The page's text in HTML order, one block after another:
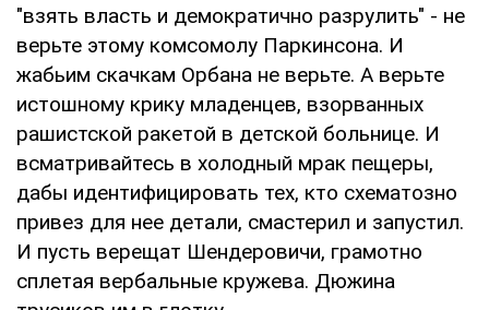
"взять власть и демократично разрулить" - не
верьте этому комсомолу Паркинсона. И
жабьим скачкам Орбана не верьте. А верьте
истошному крику младенцев, взорванных
рашистской ракетой в детской больнице. И
всматривайтесь в холодный мрак пещеры,
дабы идентифицировать тех, кто схематозно
привез для нее детали, смастерил и запустил.
И пусть верещат Шендеровичи, грамотно
сплетая вербальные кружева. Дюжина